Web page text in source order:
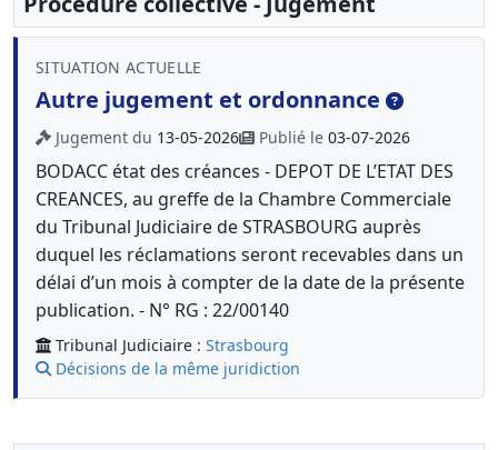
SITUATION ACTUELLE
Autre jugement et ordonnance
Jugement du 13-05-2026 Publié le 03-07-2026
BODACC état des créances - DEPOT DE L’ETAT DES
CREANCES, au greffe de la Chambre Commerciale
du Tribunal Judiciaire de STRASBOURG auprès
duquel les réclamations seront recevables dans un
délai d’un mois à compter de la date de la présente
publication. - N° RG : 22/00140
Tribunal Judiciaire : Strasbourg
Décisions de la même juridiction